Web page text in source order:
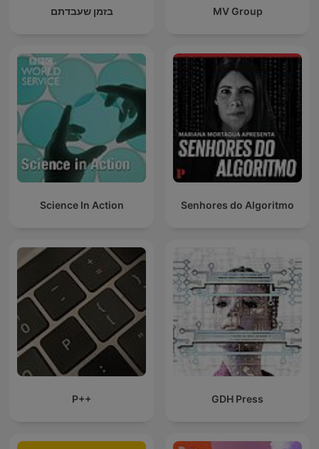
בזמן שעבדתם MV Group
Science In Action Senhores do Algoritmo
P++ GDH Press